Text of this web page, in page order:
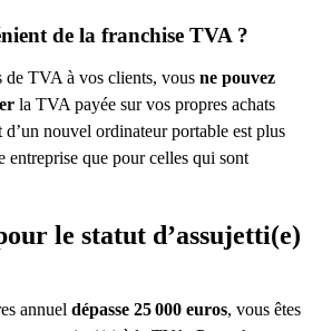
de la franchise TVA ?
de TVA à vos clients, vous ne pouvez
la TVA payée sur vos propres achats
d’un nouvel ordinateur portable est plus
entreprise que pour celles qui sont
le statut d’assujetti(e)
annuel dépasse 25000 euros, vous êtes